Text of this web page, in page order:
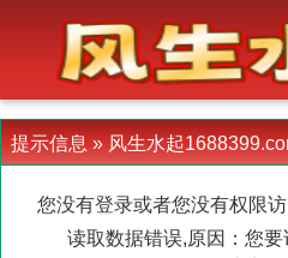
提示信息 » 风生水起
您没有登录或者您没有权限
读取数据错误,原因：您